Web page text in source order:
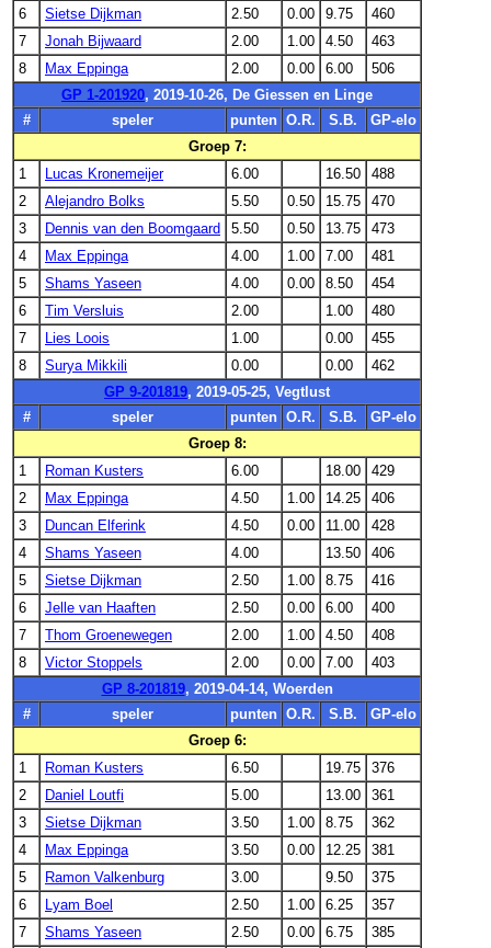
6
Sietse Dijkman 2.50 0.00 9.75
460
7
Jonah Bijwaard 2.00 1.00 4.50
463
8
Max Eppinga 2.00 0.00 6.00
506
GP 1-201920, 2019-10-26, De Giessen en Linge
#
speler punten O.R. S.B.
GP-elo
Groep 7:
1
Lucas Kronemeijer 6.00 16.50
488
2
Alejandro Bolks 5.50 0.50 15.75
470
3
Dennis van den Boomgaard 5.50 0.50 13.75
473
4
Max Eppinga 4.00 1.00 7.00
481
5
Shams Yaseen 4.00 0.00 8.50
454
6
Tim Versluis 2.00 1.00
480
7
Lies Loois 1.00 0.00
455
8
Surya Mikkili 0.00 0.00
462
GP 9-201819, 2019-05-25, Vegtlust
#
speler punten O.R. S.B.
GP-elo
Groep 8:
1
Roman Kusters 6.00 18.00
429
2
Max Eppinga 4.50 1.00 14.25
406
3
Duncan Elferink 4.50 0.00 11.00
428
4
Shams Yaseen 4.00 13.50
406
5
Sietse Dijkman 2.50 1.00 8.75
416
6
Jelle van Haaften 2.50 0.00 6.00
400
7
Thom Groenewegen 2.00 1.00 4.50
408
8
Victor Stoppels 2.00 0.00 7.00
403
GP 8-201819, 2019-04-14, Woerden
#
speler punten O.R. S.B.
GP-elo
Groep 6:
1
Roman Kusters 6.50 19.75
376
2
Daniel Loutfi 5.00 13.00
361
3
Sietse Dijkman 3.50 1.00 8.75
362
4
Max Eppinga 3.50 0.00 12.25
381
5
Ramon Valkenburg 3.00 9.50
375
6
Lyam Boel 2.50 1.00 6.25
357
7
Shams Yaseen 2.50 0.00 6.75
385